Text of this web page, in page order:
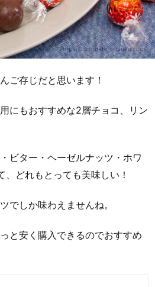
ご存じだと思います！
にもおすすめな2層チョコ、リン
ビター・ヘーゼルナッツ・ホワ
どれもとっても美味しい！
でしか味わえませんね。
と安く購入できるのでおすすめ